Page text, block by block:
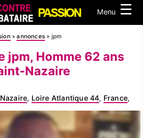
Menu ☰
»annonces » jpm
jpm, Homme 62 ans
Nazaire
, Loire Atlantique 44, France,